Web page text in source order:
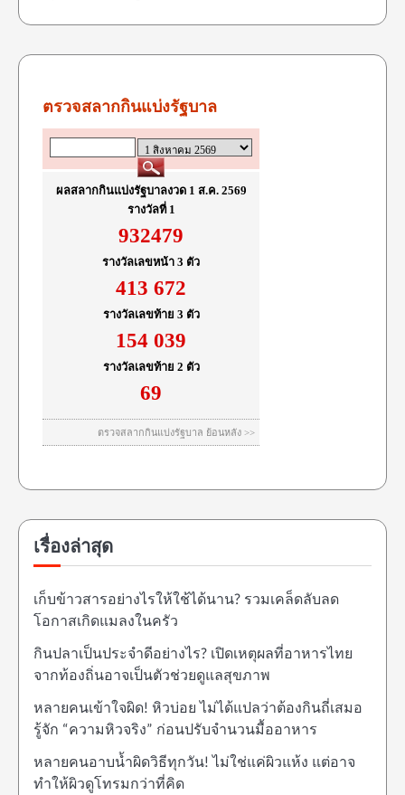
เรื่องล่าสุด
เก็บข้าวสารอย่างไรให้ใช้ได้นาน? รวมเคล็ดลับลด
โอกาสเกิดแมลงในครัว
กินปลาเป็นประจำดีอย่างไร? เปิดเหตุผลที่อาหารไทย
จากท้องถิ่นอาจเป็นตัวช่วยดูแลสุขภาพ
หลายคนเข้าใจผิด! หิวบ่อย ไม่ได้แปลว่าต้องกินถี่เสมอ
รู้จัก “ความหิวจริง” ก่อนปรับจำนวนมื้ออาหาร
หลายคนอาบน้ำผิดวิธีทุกวัน! ไม่ใช่แค่ผิวแห้ง แต่อาจ
ทำให้ผิวดูโทรมกว่าที่คิด